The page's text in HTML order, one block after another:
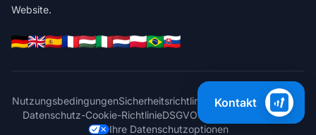
Website.
NutzungsbedingungenSicherheitsrichtlinie
Datenschutzrichtlinie
Datenschutz-Cookie-RichtlinieDSGVOCookie-Einstellungen
Ihre Datenschutzoptionen
Kontakt